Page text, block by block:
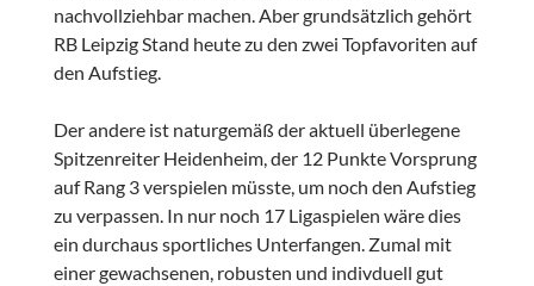
nachvollziehbar machen. Aber grundsätzlich gehört
RB Leipzig Stand heute zu den zwei Topfavoriten auf
den Aufstieg.
Der andere ist naturgemäß der aktuell überlegene
Spitzenreiter Heidenheim, der 12 Punkte Vorsprung
auf Rang 3 verspielen müsste, um noch den Aufstieg
zu verpassen. In nur noch 17 Ligaspielen wäre dies
ein durchaus sportliches Unterfangen. Zumal mit
einer gewachsenen, robusten und indivduell gut